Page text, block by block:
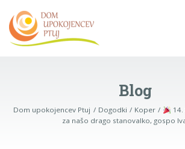
Blog
Dom upokojencev Ptuj Dogodki Koper
za našo drago stanovalko, gospo